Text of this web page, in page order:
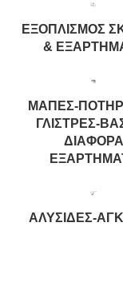
ΕΞΟΠΛΙΣΜΌΣ
&
ΜΆΠΕΣ-
ΓΛΊΣΤΡΕΣ-
ΔΙΆΦΟΡΑ
ΑΛΥΣΊΔΕΣ-